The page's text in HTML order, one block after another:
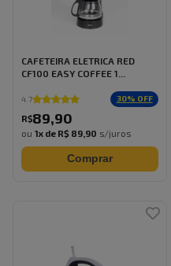
CAFETEIRA ELETRICA RED
CF100 EASY COFFEE 1...
4.7 30% OFF
R$89,90
ou 1x de R$ 89,90 s/juros
Comprar